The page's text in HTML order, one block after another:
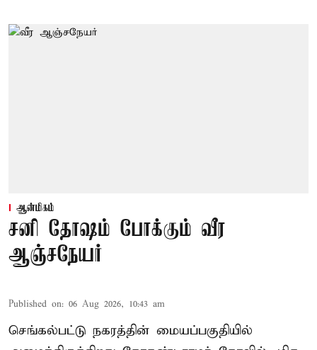
ஆன்மிகம்
சனி தோஷம் போக்கும் வீர
ஆஞ்சநேயர்
Published on: 06 Aug 2026, 10:43 am
செங்கல்பட்டு நகரத்தின் மையப்பகுதியில்